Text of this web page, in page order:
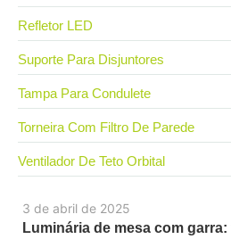
3 de abril de 2025
Luminária de mesa com
Refletor LED
Suporte Para Disjuntores
Tampa Para Condulete
Torneira Com Filtro De Parede
Ventilador De Teto Orbital